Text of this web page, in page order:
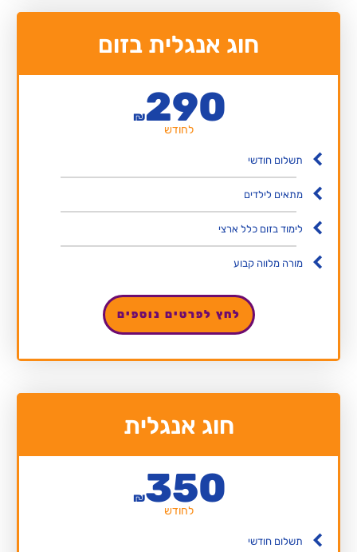
חוג אנגלית בזום
₪290
לחודש
תשלום חודשי
מתאים לילדים
לימוד בזום כלל ארצי
מורה מלווה קבוע
לחץ לפרטים נוספים
חוג אנגלית
₪350
לחודש
תשלום חודשי